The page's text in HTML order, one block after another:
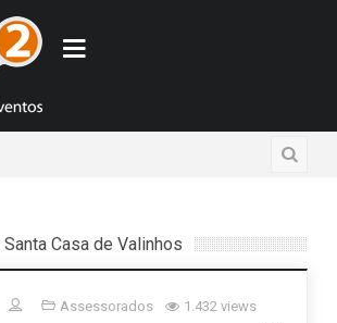
Casa de Valinhos
Assessorados
1.432 views